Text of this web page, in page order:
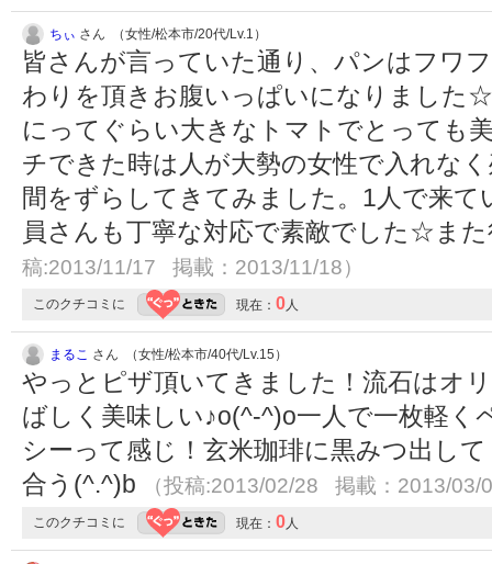
ちぃ さん （女性/松本市/20代/Lv.1）
皆さんが言っていた通り、パンはフワ
わりを頂きお腹いっぱいになりました
にってぐらい大きなトマトでとっても
チできた時は人が大勢の女性で入れな
間をずらしてきてみました。1人で来
員さんも丁寧な対応で素敵でした☆ま
稿:2013/11/17 掲載：2013/11/18）
このクチコミに 現在： 0人
まるこ さん （女性/松本市/40代/Lv.15）
やっとピザ頂いてきました！流石はオ
ばしく美味しい♪o(^-^)o一人で一枚軽く
シーって感じ！玄米珈琲に黒みつ出し
合う(^.^)b
（投稿:2013/02/28 掲載：2013/03/
このクチコミに 現在： 0人